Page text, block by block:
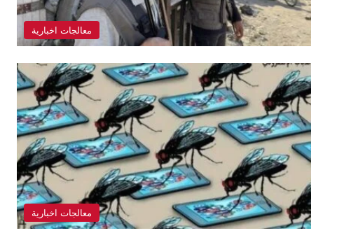
معالجات اخبارية
معالجات اخبارية